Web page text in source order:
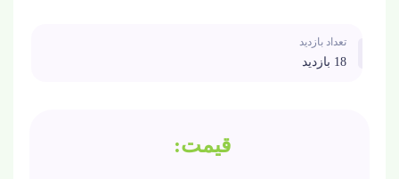
تعداد بازدید
18 بازدید